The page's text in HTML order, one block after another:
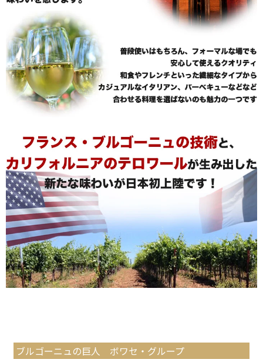
ブルゴーニュの巨人 ボワセ・グループ